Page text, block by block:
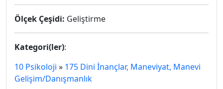
Ölçek Çeşidi: Geliştirme
Kategori(ler):
10 Psikoloji » 175 Dini İnançlar, Maneviyat, Manevi
Gelişim/Danışmanlık